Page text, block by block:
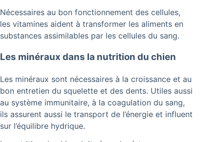
Nécessaires au bon fonctionnement des cellules,
les vitamines aident à transformer les aliments en
substances assimilables par les cellules du sang.
Les minéraux dans la nutrition du chien
Les minéraux sont nécessaires à la croissance et au
bon entretien du squelette et des dents. Utiles aussi
au système immunitaire, à la coagulation du sang,
ils assurent aussi le transport de l’énergie et influent
sur l’équilibre hydrique.